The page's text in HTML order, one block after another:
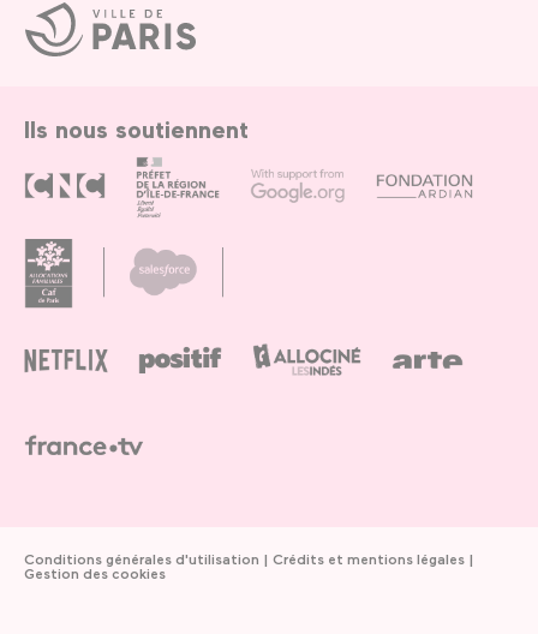
Ville
de
Paris
Ils nous soutiennent
Conditions générales d'utilisation
Crédits et mentions légales
Gestion des cookies